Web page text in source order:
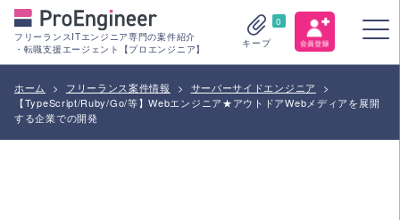
フリーランスITエンジニア専門の案件紹介
・転職支援エージェント【プロエンジニア】
0
キープ
ホーム > フリーランス案件情報 > サーバーサイドエンジニア
>
【TypeScript/Ruby/Go/等】Webエンジニア★アウトドアWebメディアを展開
する企業での開発